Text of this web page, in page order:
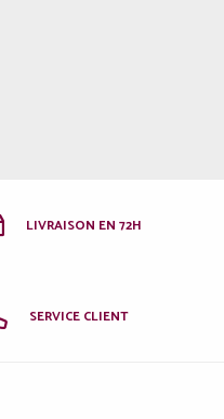
LIVRAISON EN 72H
SERVICE CLIENT